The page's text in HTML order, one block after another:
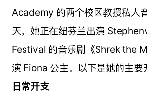
Academy 的两个校区教授私人
天，她正在纽芬兰出演
Festival 的音乐剧《Shrek the
演 Fiona 公主。以下是她的主要
日常开支